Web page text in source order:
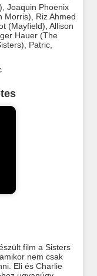
Joaquin Phoenix
Morris)
Riz Ahmed
(Mayfield) Allison
Hauer (The
Patric,
film a Sisters
nem csak
Eli és Charlie